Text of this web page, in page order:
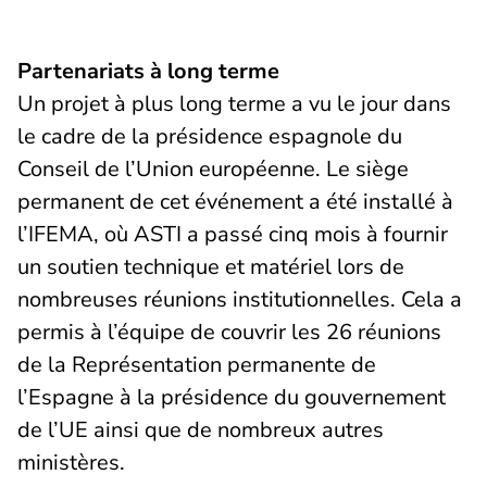
Partenariats à long terme
Un projet à plus long terme a vu le jour dans
le cadre de la présidence espagnole du
Conseil de l’Union européenne. Le siège
permanent de cet événement a été installé à
l’IFEMA, où ASTI a passé cinq mois à fournir
un soutien technique et matériel lors de
nombreuses réunions institutionnelles. Cela a
permis à l’équipe de couvrir les 26 réunions
de la Représentation permanente de
l’Espagne à la présidence du gouvernement
de l’UE ainsi que de nombreux autres
ministères.